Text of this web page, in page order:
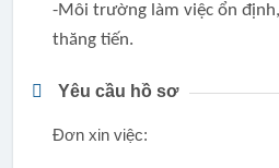
-Môi trường làm việc ổn
thăng tiến.
Yêu cầu hồ sơ
Đơn xin việc: